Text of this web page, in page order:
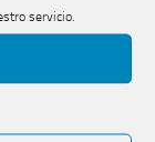
servicio.
fase de